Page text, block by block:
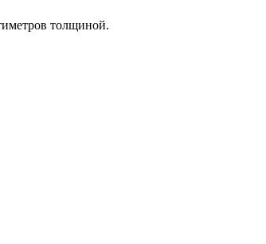
толщиной.